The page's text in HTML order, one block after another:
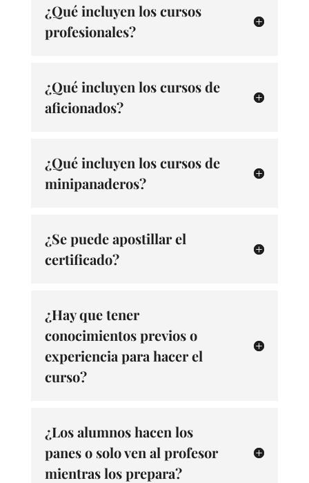
¿Qué incluyen los cursos
profesionales?
¿Qué incluyen los cursos de
aficionados?
¿Qué incluyen los cursos de
minipanaderos?
¿Se puede apostillar el
certificado?
¿Hay que tener
conocimientos previos o
experiencia para hacer el
curso?
¿Los alumnos hacen los
panes o solo ven al profesor
mientras los prepara?